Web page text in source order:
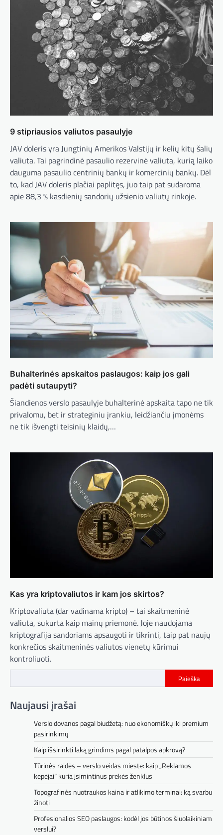
9 stipriausios valiutos pasaulyje
JAV doleris yra Jungtinių Amerikos Valstijų ir kelių kitų šalių
valiuta. Tai pagrindinė pasaulio rezervinė valiuta, kurią laiko
dauguma pasaulio centrinių bankų ir komercinių bankų. Dėl
to, kad JAV doleris plačiai paplitęs, juo taip pat sudaroma
apie 88,3 % kasdienių sandorių užsienio valiutų rinkoje.
Buhalterinės apskaitos paslaugos: kaip jos gali
padėti sutaupyti?
Šiandienos verslo pasaulyje buhalterinė apskaita tapo ne tik
privalomu, bet ir strateginiu įrankiu, leidžiančiu įmonėms
ne tik išvengti teisinių klaidų,…
Kas yra kriptovaliutos ir kam jos skirtos?
Kriptovaliuta (dar vadinama kripto) – tai skaitmeninė
valiuta, sukurta kaip mainų priemonė. Joje naudojama
kriptografija sandoriams apsaugoti ir tikrinti, taip pat naujų
konkrečios skaitmeninės valiutos vienetų kūrimui
kontroliuoti.
Paieška
Naujausi įrašai
Verslo dovanos pagal biudžetą: nuo ekonomiškų iki premium
pasirinkimų
Kaip išsirinkti laką grindims pagal patalpos apkrovą?
Tūrinės raidės – verslo veidas mieste: kaip „Reklamos
kepėjai“ kuria įsimintinus prekės ženklus
Topografinės nuotraukos kaina ir atlikimo terminai: ką svarbu
žinoti
Profesionalios SEO paslaugos: kodėl jos būtinos šiuolaikiniam
verslui?